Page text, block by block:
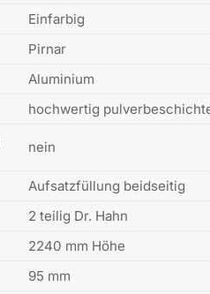
Einfarbig
Pirnar
Aluminium
hochwertig
nein
Aufsatzfüllung beidseitig
2 teilig Dr. Hahn
2240 mm Höhe
95 mm